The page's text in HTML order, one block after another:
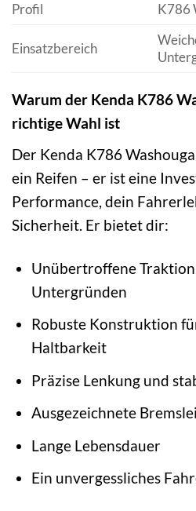
Profil
K786
Einsatzbereich
Warum der Kenda K786
richtige Wahl ist
Der Kenda K786
ein Reifen – er ist eine
Performance, dein
Sicherheit. Er bietet dir:
Unübertroffene
Untergründen
Robuste Konstruktion
Haltbarkeit
Präzise Lenkung und
Ausgezeichnete
Lange Lebensdauer
Ein unvergessliches